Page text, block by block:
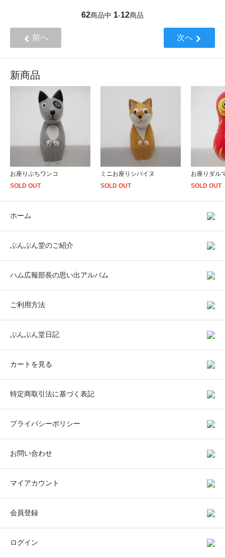
62商品中 1-12商品
前へ 次へ
新商品
お座りぶちワンコ
SOLD OUT
ミニお座りシバイヌ
SOLD OUT
お座りダル
SOLD OUT
ホーム
ぶんぶん堂のご紹介
ハム広報部長の思い出アルバム
ご利用方法
ぶんぶん堂日記
カートを見る
特定商取引法に基づく表記
プライバシーポリシー
お問い合わせ
マイアカウント
会員登録
ログイン